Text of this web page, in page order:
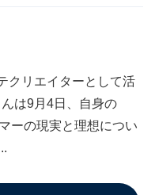
クリエイターとして活
は9月4日、自身の
ーの現実と理想につい